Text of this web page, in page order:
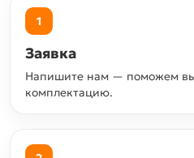
1
Заявка
Напишите нам — поможем
комплектацию.